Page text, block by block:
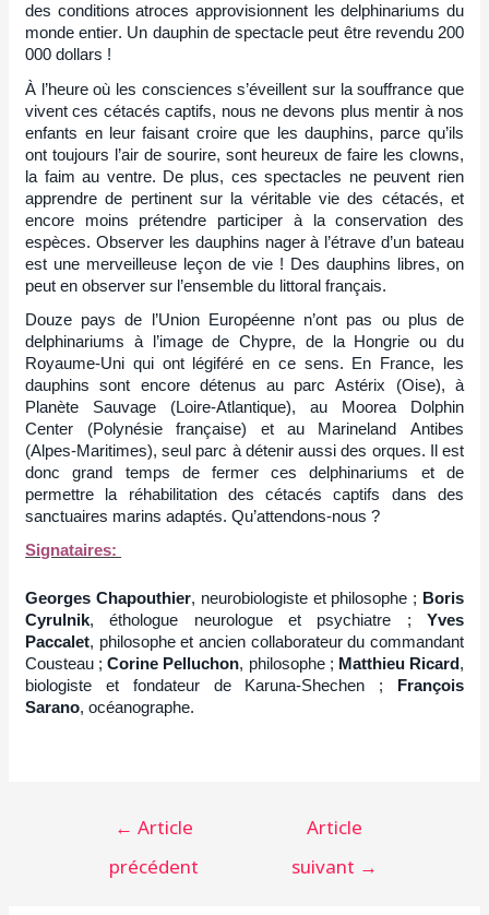
des conditions atroces approvisionnent les delphinariums du
monde entier. Un dauphin de spectacle peut être revendu 200
000 dollars !
À l’heure où les consciences s’éveillent sur la souffrance que
vivent ces cétacés captifs, nous ne devons plus mentir à nos
enfants en leur faisant croire que les dauphins, parce qu’ils
ont toujours l’air de sourire, sont heureux de faire les clowns,
la faim au ventre. De plus, ces spectacles ne peuvent rien
apprendre de pertinent sur la véritable vie des cétacés, et
encore moins prétendre participer à la conservation des
espèces. Observer les dauphins nager à l’étrave d’un bateau
est une merveilleuse leçon de vie ! Des dauphins libres, on
peut en observer sur l’ensemble du littoral français.
Douze pays de l’Union Européenne n’ont pas ou plus de
delphinariums à l’image de Chypre, de la Hongrie ou du
Royaume-Uni qui ont légiféré en ce sens. En France, les
dauphins sont encore détenus au parc Astérix (Oise), à
Planète Sauvage (Loire-Atlantique), au Moorea Dolphin
Center (Polynésie française) et au Marineland Antibes
(Alpes-Maritimes), seul parc à détenir aussi des orques. Il est
donc grand temps de fermer ces delphinariums et de
permettre la réhabilitation des cétacés captifs dans des
sanctuaires marins adaptés. Qu’attendons-nous ?
Signataires:
Georges Chapouthier, neurobiologiste et philosophe ; Boris
Cyrulnik, éthologue neurologue et psychiatre ; Yves
Paccalet, philosophe et ancien collaborateur du commandant
Cousteau ;Corine Pelluchon, philosophe ; Matthieu Ricard,
biologiste et fondateur de Karuna-Shechen ; François
Sarano, océanographe.
Navigation
l’article
← Article
précédent
Article
suivant →